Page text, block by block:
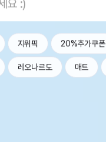
지위픽 20%추가쿠폰
레오나르도 매트